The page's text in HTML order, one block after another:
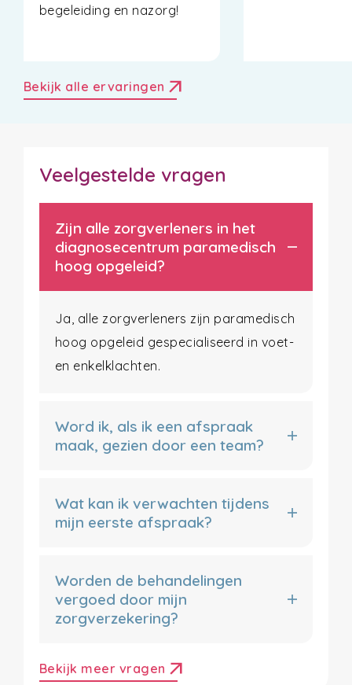
begeleiding en nazorg!
Bekijk alle ervaringen arrow_outward
Veelgestelde vragen
Zijn alle zorgverleners in het
diagnosecentrum paramedisch
hoog opgeleid?
Ja, alle zorgverleners zijn paramedisch
hoog opgeleid gespecialiseerd in voet-
en enkelklachten.
Word ik, als ik een afspraak
maak, gezien door een team?
Wat kan ik verwachten tijdens
mijn eerste afspraak?
Worden de behandelingen
vergoed door mijn
zorgverzekering?
Bekijk meer vragen arrow_outward